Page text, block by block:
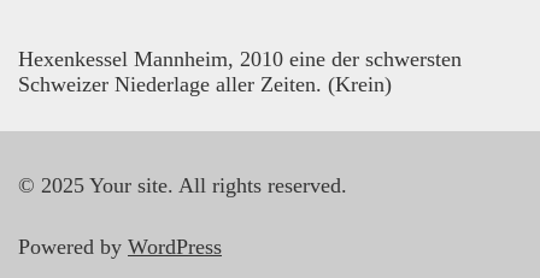
Hexenkessel Mannheim, 2010 eine der schwersten
Schweizer Niederlage aller Zeiten. (Krein)
© 2025 Your site. All rights reserved.
Powered by WordPress